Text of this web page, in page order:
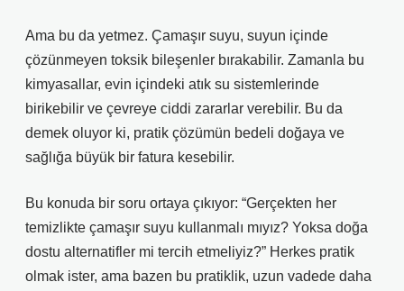
Ama bu da yetmez. Çamaşır suyu, suyun içinde
çözünmeyen toksik bileşenler bırakabilir. Zamanla bu
kimyasallar, evin içindeki atık su sistemlerinde
birikebilir ve çevreye ciddi zararlar verebilir. Bu da
demek oluyor ki, pratik çözümün bedeli doğaya ve
sağlığa büyük bir fatura kesebilir.
Bu konuda bir soru ortaya çıkıyor: “Gerçekten her
temizlikte çamaşır suyu kullanmalı mıyız? Yoksa doğa
dostu alternatifler mi tercih etmeliyiz?” Herkes pratik
olmak ister, ama bazen bu pratiklik, uzun vadede daha